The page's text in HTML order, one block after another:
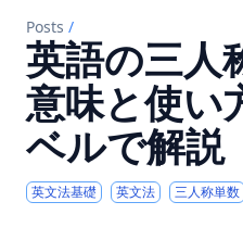
Posts /
英語の三人
意味と使い
ベルで解説
英文法基礎 英文法 三人称単数